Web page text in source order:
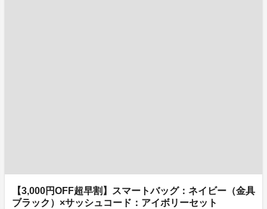
【3,000円OFF超早割】スマートバッグ：ネイビー（金具
ブラック）×サッシュコード：アイボリーセット